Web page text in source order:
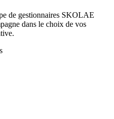
de gestionnaires SKOLAE
dans le choix de vos